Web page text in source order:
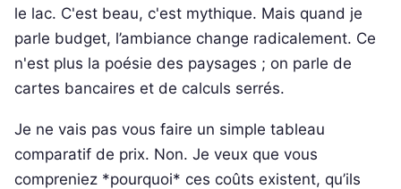
le lac. C'est beau, c'est mythique. Mais quand je
parle budget, l’ambiance change radicalement. Ce
n'est plus la poésie des paysages ; on parle de
cartes bancaires et de calculs serrés.
Je ne vais pas vous faire un simple tableau
comparatif de prix. Non. Je veux que vous
compreniez *pourquoi* ces coûts existent, qu’ils